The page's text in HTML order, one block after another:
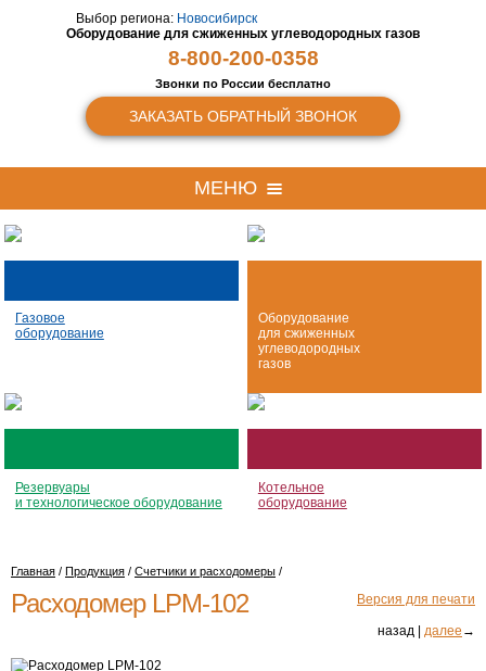
Выбор региона: Новосибирск
Оборудование для сжиженных углеводородных газов
8-800-200-0358
Звонки по России бесплатно
ЗАКАЗАТЬ ОБРАТНЫЙ ЗВОНОК
МЕНЮ
Газовое
оборудование
Оборудование
для сжиженных
углеводородных
газов
Резервуары
и технологическое оборудование
Котельное
оборудование
Главная / Продукция / Счетчики и расходомеры /
Версия для печати
Расходомер LPM-102
назад | далее →